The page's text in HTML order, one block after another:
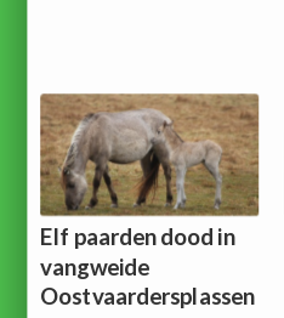
Elf paarden dood in
vangweide
Oostvaardersplassen